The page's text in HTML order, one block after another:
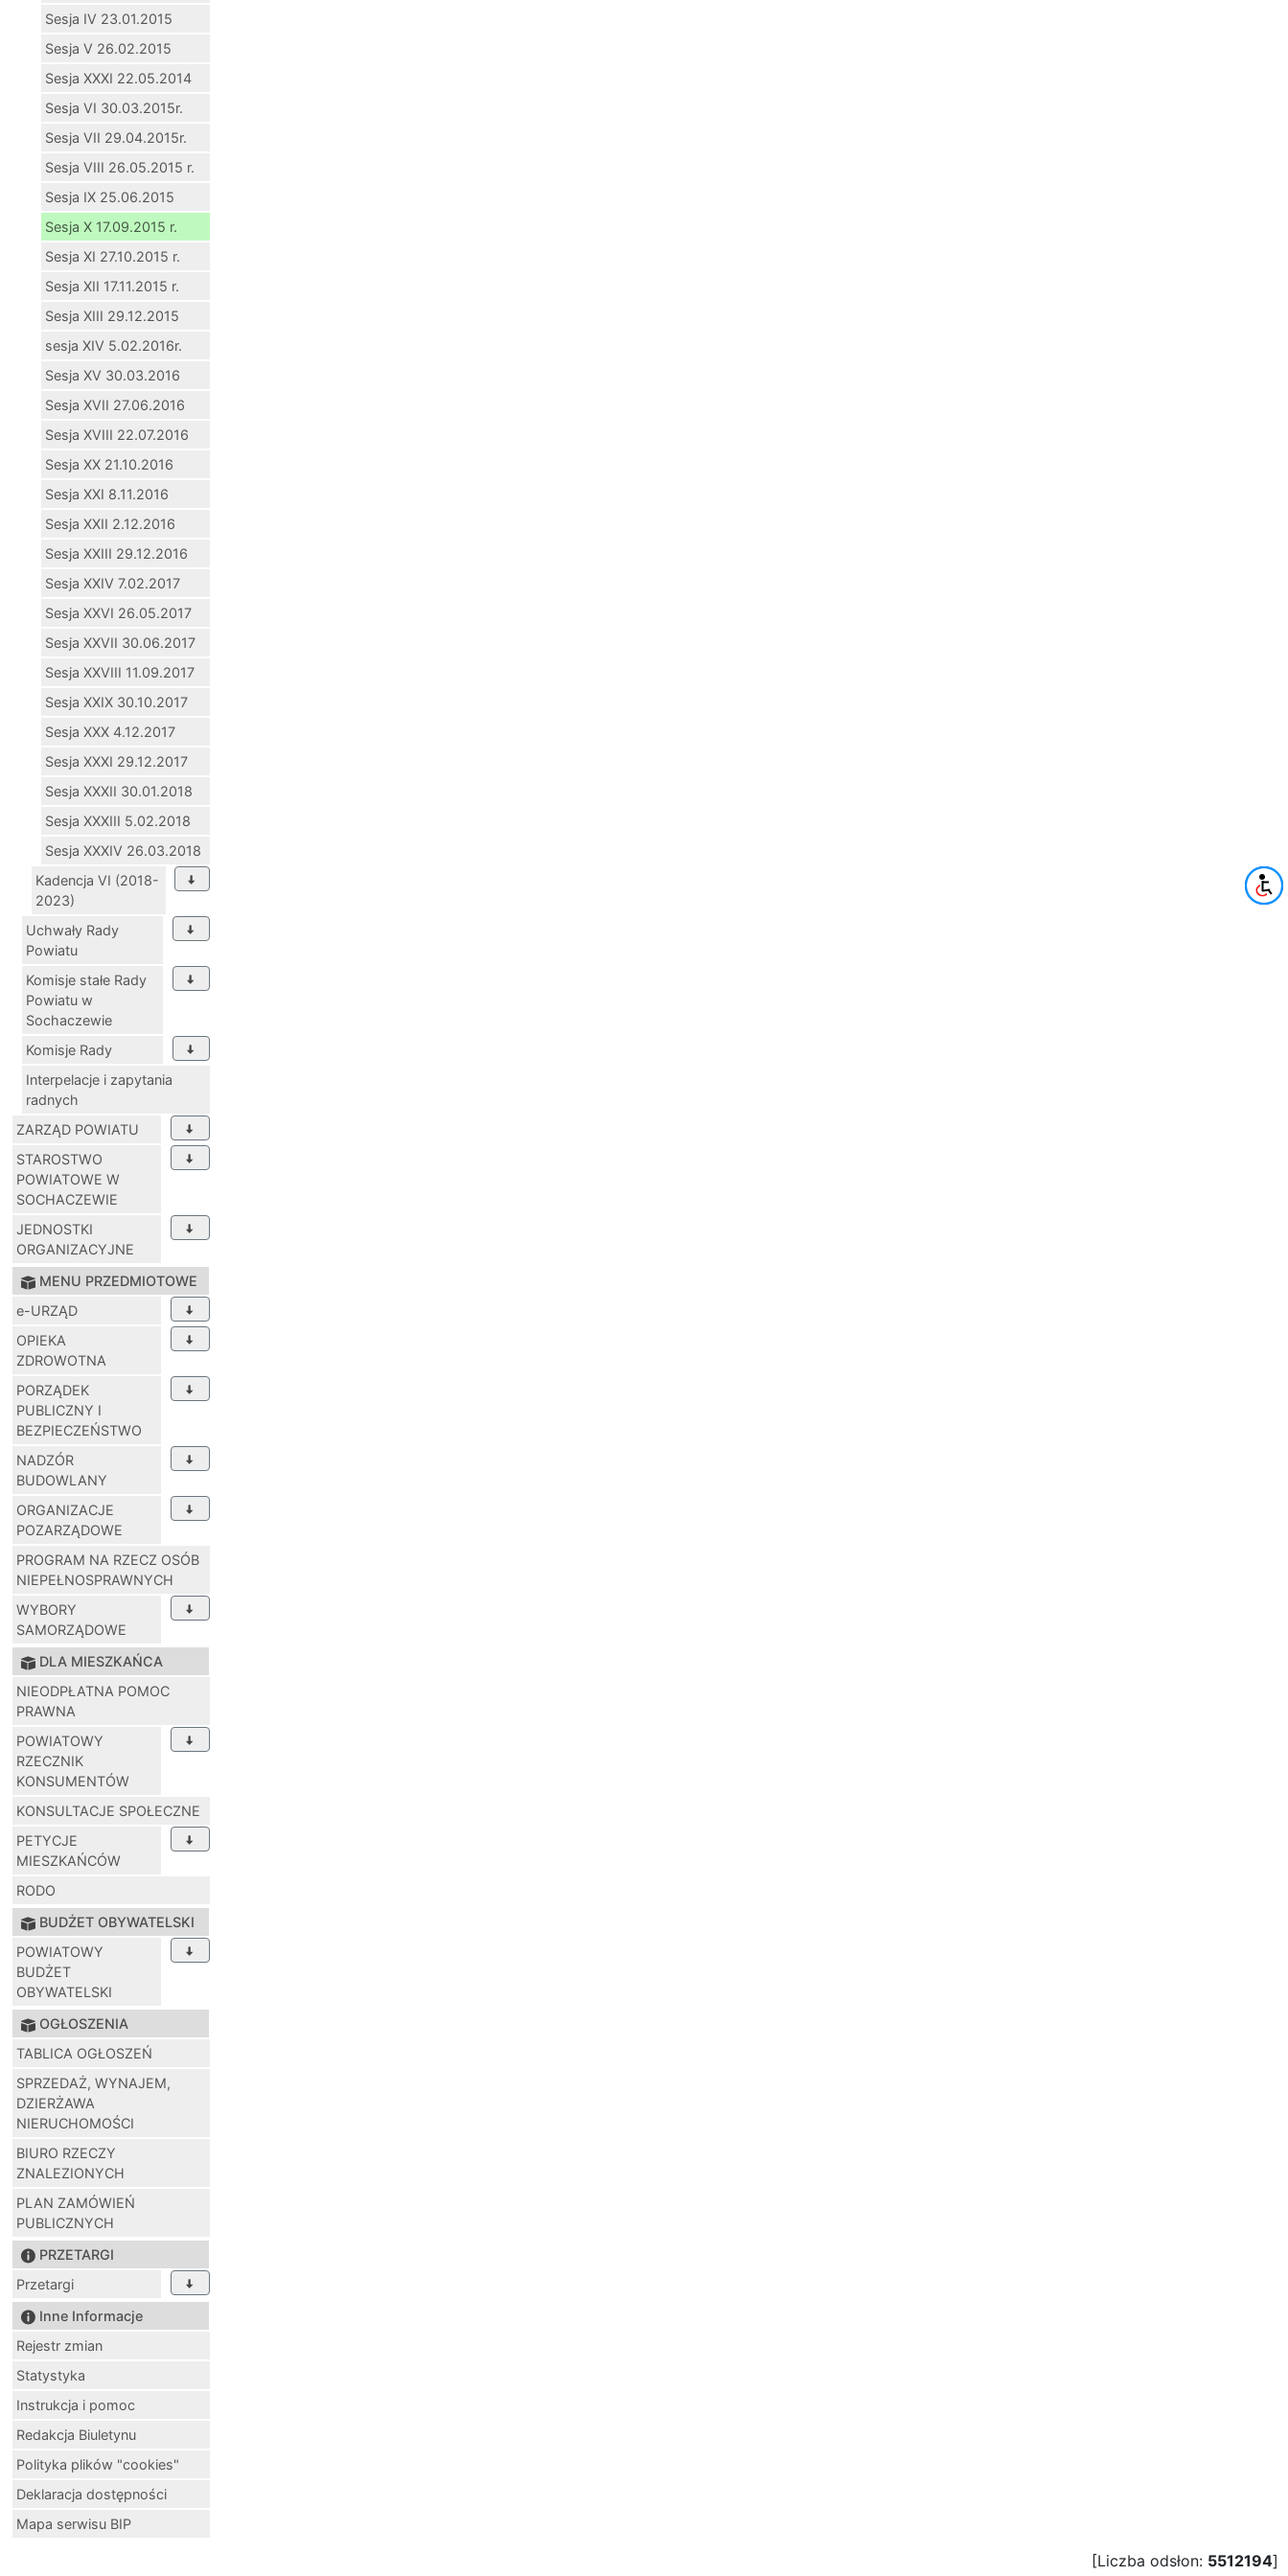
Sesja IV 23.01.2015
Sesja V 26.02.2015
Sesja XXXI 22.05.2014
Sesja VI 30.03.2015r.
Sesja VII 29.04.2015r.
Sesja VIII 26.05.2015 r.
Sesja IX 25.06.2015
Sesja X 17.09.2015 r.
Sesja XI 27.10.2015 r.
Sesja XII 17.11.2015 r.
Sesja XIII 29.12.2015
sesja XIV 5.02.2016r.
Sesja XV 30.03.2016
Sesja XVII 27.06.2016
Sesja XVIII 22.07.2016
Sesja XX 21.10.2016
Sesja XXI 8.11.2016
Sesja XXII 2.12.2016
Sesja XXIII 29.12.2016
Sesja XXIV 7.02.2017
Sesja XXVI 26.05.2017
Sesja XXVII 30.06.2017
Sesja XXVIII 11.09.2017
Sesja XXIX 30.10.2017
Sesja XXX 4.12.2017
Sesja XXXI 29.12.2017
Sesja XXXII 30.01.2018
Sesja XXXIII 5.02.2018
Sesja XXXIV 26.03.2018
Kadencja VI (2018-
2023)
Uchwały Rady
Powiatu
Komisje stałe Rady
Powiatu w
Sochaczewie
Komisje Rady
Interpelacje i zapytania
radnych
ZARZĄD POWIATU
STAROSTWO
POWIATOWE W
SOCHACZEWIE
JEDNOSTKI
ORGANIZACYJNE
MENU PRZEDMIOTOWE
e-URZĄD
OPIEKA
ZDROWOTNA
PORZĄDEK
PUBLICZNY I
BEZPIECZEŃSTWO
NADZÓR
BUDOWLANY
ORGANIZACJE
POZARZĄDOWE
PROGRAM NA RZECZ OSÓB
NIEPEŁNOSPRAWNYCH
WYBORY
SAMORZĄDOWE
DLA MIESZKAŃCA
NIEODPŁATNA POMOC
PRAWNA
POWIATOWY
RZECZNIK
KONSUMENTÓW
KONSULTACJE SPOŁECZNE
PETYCJE
MIESZKAŃCÓW
RODO
BUDŻET OBYWATELSKI
POWIATOWY
BUDŻET
OBYWATELSKI
OGŁOSZENIA
TABLICA OGŁOSZEŃ
SPRZEDAŻ, WYNAJEM,
DZIERŻAWA
NIERUCHOMOŚCI
BIURO RZECZY
ZNALEZIONYCH
PLAN ZAMÓWIEŃ
PUBLICZNYCH
PRZETARGI
Przetargi
Inne Informacje
Rejestr zmian
Statystyka
Instrukcja i pomoc
Redakcja Biuletynu
Polityka plików "cookies"
Deklaracja dostępności
Mapa serwisu BIP
[Liczba odsłon: 5512194]